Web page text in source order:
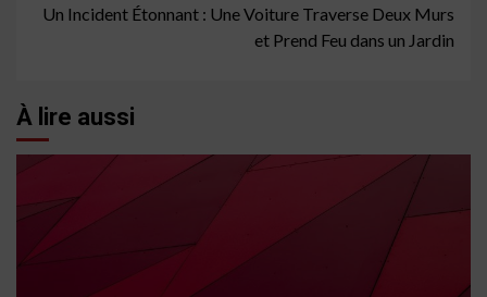
Un Incident Étonnant : Une Voiture Traverse Deux Murs
et Prend Feu dans un Jardin
À lire aussi